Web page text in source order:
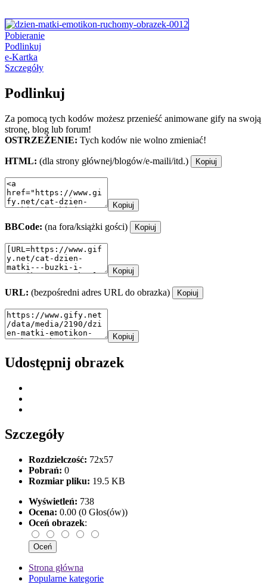
Pobieranie
Podlinkuj
e-Kartka
Szczegóły
Podlinkuj
Za pomocą tych kodów możesz przenieść animowane gify na swoją
stronę, blog lub forum!
OSTRZEŻENIE: Tych kodów nie wolno zmieniać!
HTML: (dla strony głównej/blogów/e-maili/itd.) Kopiuj
Kopiuj
BBCode: (na fora/książki gości) Kopiuj
Kopiuj
URL: (bezpośredni adres URL do obrazka) Kopiuj
Kopiuj
Udostępnij obrazek
Szczegóły
Rozdzielczość: 72x57
Pobrań: 0
Rozmiar pliku: 19.5 KB
Wyświetleń: 738
Ocena: 0.00 (0 Głos(ów))
Oceń obrazek:
Strona główna
Popularne kategorie